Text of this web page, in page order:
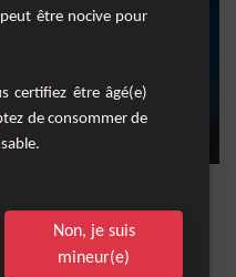
liqueur de cacao et crème fraîche.
être nocive pour
certifiez être âgé(e)
de consommer de
Non, je suis
mineur(e)